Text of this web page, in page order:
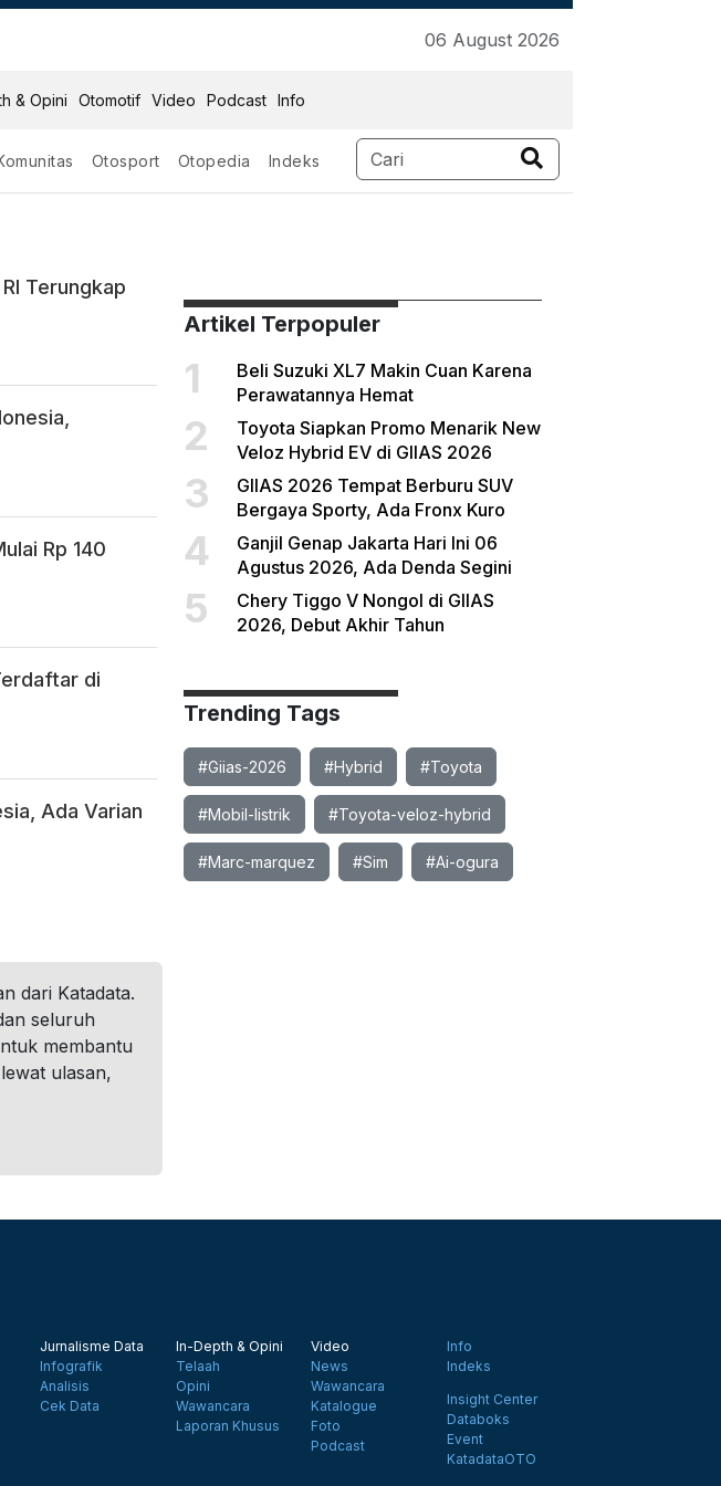
06 August 2026
& Opini Otomotif Video Podcast Info
Otosport Otopedia Indeks
Terungkap
Rp 140
di
Ada Varian
Artikel Terpopuler
1
Beli Suzuki XL7 Makin Cuan Karena
Perawatannya Hemat
2
Toyota Siapkan Promo Menarik New
Veloz Hybrid EV di GIIAS 2026
3
GIIAS 2026 Tempat Berburu SUV
Bergaya Sporty, Ada Fronx Kuro
4
Ganjil Genap Jakarta Hari Ini 06
Agustus 2026, Ada Denda Segini
5
Chery Tiggo V Nongol di GIIAS
2026, Debut Akhir Tahun
Trending Tags
#Giias-2026 #Hybrid #Toyota
#Mobil-listrik #Toyota-veloz-hybrid
#Marc-marquez #Sim #Ai-ogura
dari Katadata.
seluruh
membantu
ulasan,
Jurnalisme Data
Infografik
Analisis
Cek Data
In-Depth & Opini
Telaah
Opini
Wawancara
Laporan Khusus
Video
News
Wawancara
Katalogue
Foto
Podcast
Info
Indeks
Insight Center
Databoks
Event
KatadataOTO